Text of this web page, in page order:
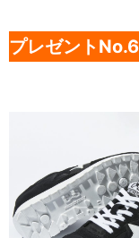
プレゼント